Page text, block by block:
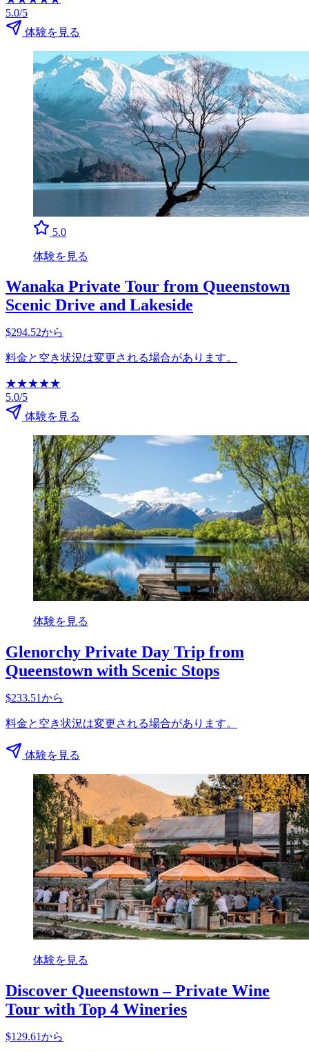
5.0/5
体験を見る
5.0
体験を見る
Wanaka Private Tour from Queenstown
Scenic Drive and Lakeside
$294.52から
料金と空き状況は変更される場合があります。
★★★★★
5.0/5
体験を見る
体験を見る
Glenorchy Private Day Trip from
Queenstown with Scenic Stops
$233.51から
料金と空き状況は変更される場合があります。
体験を見る
体験を見る
Discover Queenstown – Private Wine
Tour with Top 4 Wineries
$129.61から